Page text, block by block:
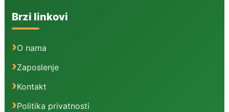
Brzi linkovi
O nama
Zaposlenje
Kontakt
Politika privatnosti